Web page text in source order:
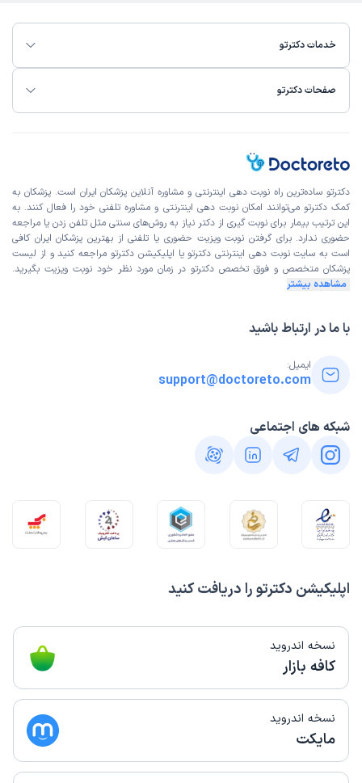
خدمات دکترتو
صفحات دکترتو
اپلیکیشن دکترتو را دریافت کنید
نسخه اندروید
کافه بازار
نسخه اندروید
مایکت
دکترتو ساده‌ترین راه نوبت‌ دهی اینترنتی و مشاوره آنلاین پزشکان ایران است. پزشکان به
کمک دکترتو می‌توانند امکان نوبت دهی اینترنتی و مشاوره تلفنی خود را فعال کنند. به
این ترتیب بیمار برای نوبت گیری از دکتر نیاز به روش‌های سنتی مثل تلفن زدن یا مراجعه
حضوری ندارد. برای گرفتن نوبت ویزیت حضوری یا تلفنی از بهترین پزشکان ایران کافی
است به سایت نوبت دهی اینترنتی دکترتو یا اپلیکیشن دکترتو مراجعه کنید و از لیست
پزشکان متخصص و فوق تخصص دکترتو در زمان مورد نظر خود نوبت ویزیت بگیرید.
مشاهده بیشتر
با ما در ارتباط باشید
ایمیل:
support@doctoreto.com
شبکه های اجتماعی